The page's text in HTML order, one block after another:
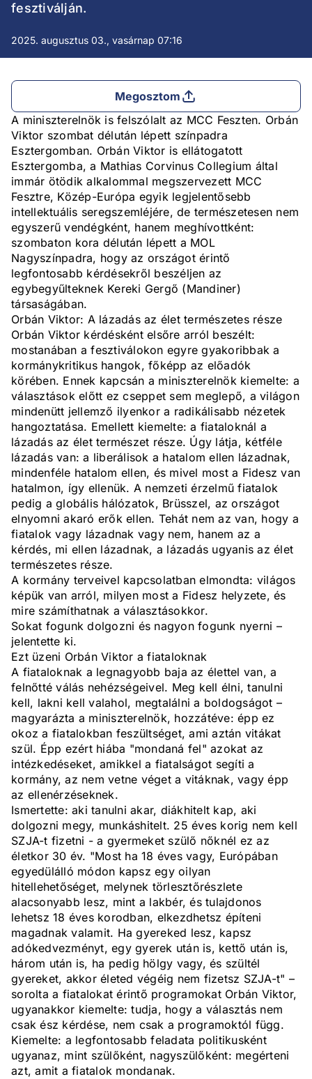
fesztiválján.
2025. augusztus 03., vasárnap 07:16
Megosztom
A miniszterelnök is felszólalt az MCC Feszten. Orbán
Viktor szombat délután lépett színpadra
Esztergomban. Orbán Viktor is ellátogatott
Esztergomba, a Mathias Corvinus Collegium által
immár ötödik alkalommal megszervezett MCC
Fesztre, Közép-Európa egyik legjelentősebb
intellektuális seregszemléjére, de természetesen nem
egyszerű vendégként, hanem meghívottként:
szombaton kora délután lépett a MOL
Nagyszínpadra, hogy az országot érintő
legfontosabb kérdésekről beszéljen az
egybegyűlteknek Kereki Gergő (Mandiner)
társaságában.
Orbán Viktor: A lázadás az élet természetes része
Orbán Viktor kérdésként elsőre arról beszélt:
mostanában a fesztiválokon egyre gyakoribbak a
kormánykritikus hangok, főképp az előadók
körében. Ennek kapcsán a miniszterelnök kiemelte: a
választások előtt ez cseppet sem meglepő, a világon
mindenütt jellemző ilyenkor a radikálisabb nézetek
hangoztatása. Emellett kiemelte: a fiataloknál a
lázadás az élet természet része. Úgy látja, kétféle
lázadás van: a liberálisok a hatalom ellen lázadnak,
mindenféle hatalom ellen, és mivel most a Fidesz van
hatalmon, így ellenük. A nemzeti érzelmű fiatalok
pedig a globális hálózatok, Brüsszel, az országot
elnyomni akaró erők ellen. Tehát nem az van, hogy a
fiatalok vagy lázadnak vagy nem, hanem az a
kérdés, mi ellen lázadnak, a lázadás ugyanis az élet
természetes része.
A kormány terveivel kapcsolatban elmondta: világos
képük van arról, milyen most a Fidesz helyzete, és
mire számíthatnak a választásokkor.
Sokat fogunk dolgozni és nagyon fogunk nyerni –
jelentette ki.
Ezt üzeni Orbán Viktor a fiataloknak
A fiataloknak a legnagyobb baja az élettel van, a
felnőtté válás nehézségeivel. Meg kell élni, tanulni
kell, lakni kell valahol, megtalálni a boldogságot –
magyarázta a miniszterelnök, hozzátéve: épp ez
okoz a fiatalokban feszültséget, ami aztán vitákat
szül. Épp ezért hiába "mondaná fel" azokat az
intézkedéseket, amikkel a fiatalságot segíti a
kormány, az nem vetne véget a vitáknak, vagy épp
az ellenérzéseknek.
Ismertette: aki tanulni akar, diákhitelt kap, aki
dolgozni megy, munkáshitelt. 25 éves korig nem kell
SZJA-t fizetni - a gyermeket szülő nőknél ez az
életkor 30 év. "Most ha 18 éves vagy, Európában
egyedülálló módon kapsz egy oilyan
hitellehetőséget, melynek törlesztőrészlete
alacsonyabb lesz, mint a lakbér, és tulajdonos
lehetsz 18 éves korodban, elkezdhetsz építeni
magadnak valamit. Ha gyereked lesz, kapsz
adókedvezményt, egy gyerek után is, kettő után is,
három után is, ha pedig hölgy vagy, és szültél
gyereket, akkor életed végéig nem fizetsz SZJA-t" –
sorolta a fiatalokat érintő programokat Orbán Viktor,
ugyanakkor kiemelte: tudja, hogy a választás nem
csak ész kérdése, nem csak a programoktól függ.
Kiemelte: a legfontosabb feladata politikusként
ugyanaz, mint szülőként, nagyszülőként: megérteni
azt, amit a fiatalok mondanak.